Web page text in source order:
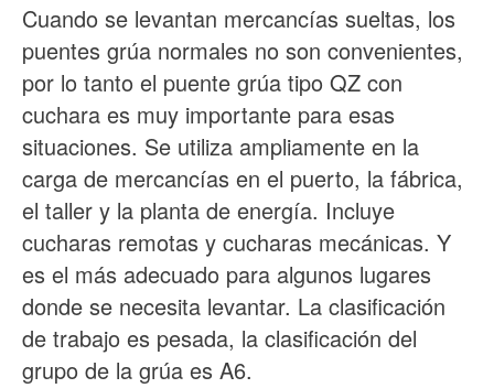
Cuando se levantan mercancías sueltas, los
puentes grúa normales no son convenientes,
por lo tanto el puente grúa tipo QZ con
cuchara es muy importante para esas
situaciones. Se utiliza ampliamente en la
carga de mercancías en el puerto, la fábrica,
el taller y la planta de energía. Incluye
cucharas remotas y cucharas mecánicas. Y
es el más adecuado para algunos lugares
donde se necesita levantar. La clasificación
de trabajo es pesada, la clasificación del
grupo de la grúa es A6.